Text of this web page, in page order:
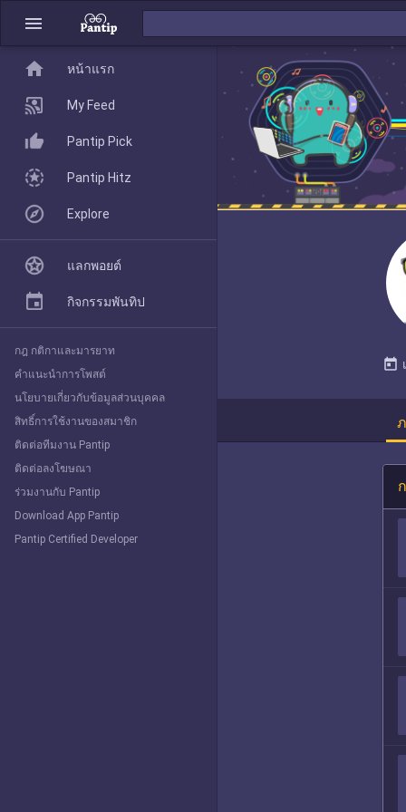
menu
today
home
Pantip Pick
Explore
home หน้าแรก
My Feed
Pantip Pick
Pantip Hitz
Explore
แลกพอยต์
กิจกรรมพันทิป
กฎ กติกาและมารยาท
คำแนะนำการโพสต์
นโยบายเกี่ยวกับข้อมูลส่วนบุคคล
สิทธิ์การใช้งานของสมาชิก
ติดต่อทีมงาน Pantip
ติดต่อลงโฆษณา
ร่วมงานกับ Pantip
Download App Pantip
Pantip Certified Developer